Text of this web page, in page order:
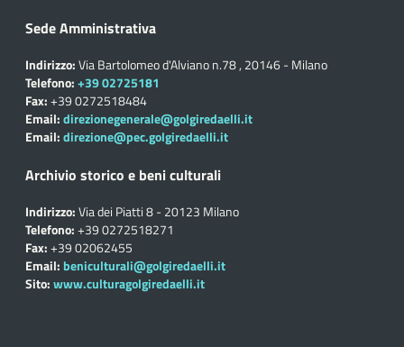
Sede Amministrativa
Indirizzo:Via Bartolomeo d'Alviano n.78 , 20146 - Milano
Telefono:+39 02725181
Fax:+39 0272518484
Email:direzionegenerale@golgiredaelli.it
Email:direzione@pec.golgiredaelli.it
Archivio storico e beni culturali
Indirizzo:Via dei Piatti 8 - 20123 Milano
Telefono:+39 0272518271
Fax:+39 02062455
Email: beniculturali@golgiredaelli.it
Sito:www.culturagolgiredaelli.it